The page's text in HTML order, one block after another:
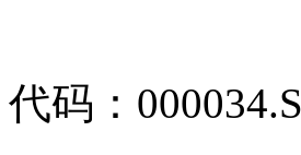
代码：